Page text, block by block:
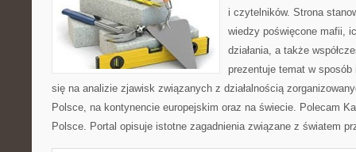
i czytelników. Strona
wiedzy poświęcone mafii,
działania, a także
prezentuje temat w
się na analizie zjawisk związanych z działalnością
Polsce, na kontynencie europejskim oraz na świecie. Polecam
Polsce. Portal opisuje istotne zagadnienia związane z światem